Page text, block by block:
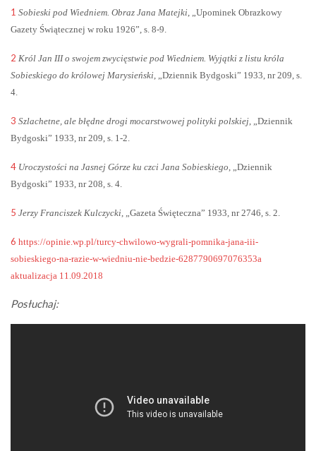
1 Sobieski pod Wiedniem. Obraz Jana Matejki, „Upominek Obrazkowy
Gazety Świątecznej w roku 1926”, s. 8-9.
2 Król Jan III o swojem zwycięstwie pod Wiedniem. Wyjątki z listu króla
Sobieskiego do królowej Marysieński, „Dziennik Bydgoski” 1933, nr 209, s.
4.
3 Szlachetne, ale błędne drogi mocarstwowej polityki polskiej, „Dziennik
Bydgoski” 1933, nr 209, s. 1-2.
4 Uroczystości na Jasnej Górze ku czci Jana Sobieskiego, „Dziennik
Bydgoski” 1933, nr 208, s. 4.
5 Jerzy Franciszek Kulczycki, „Gazeta Święteczna” 1933, nr 2746, s. 2.
6 https://opinie.wp.pl/turcy-chwilowo-wygrali-pomnika-jana-iii-
sobieskiego-na-razie-w-wiedniu-nie-bedzie-6287790697076353a
aktualizacja 11.09.2018
Posłuchaj: